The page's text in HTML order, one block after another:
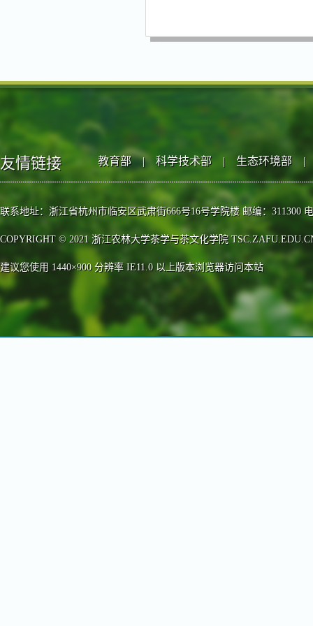
友情链接 教育部 | 科学技术部 | 生态环境部 |
联系地址：浙江省杭州市临安区武肃街666号16号学院楼 邮编：311300
COPYRIGHT © 2021 浙江农林大学茶学与茶文化学院
建议您使用 1440×900 分辨率 IE11.0 以上版本浏览器访问本站